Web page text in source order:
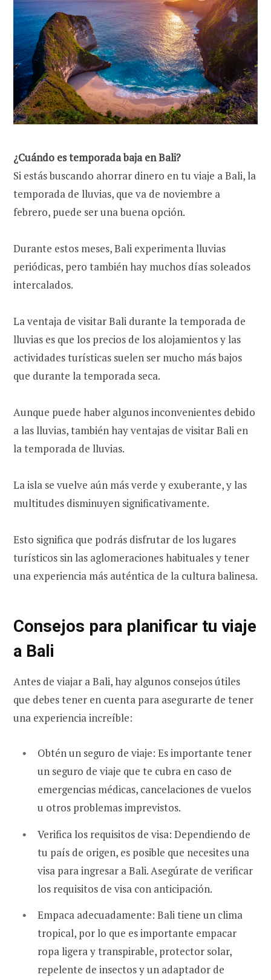
¿Cuándo es temporada baja en Bali?
Si estás buscando ahorrar dinero en tu viaje a Bali, la
temporada de lluvias, que va de noviembre a
febrero, puede ser una buena opción.
Durante estos meses, Bali experimenta lluvias
periódicas, pero también hay muchos días soleados
intercalados.
La ventaja de visitar Bali durante la temporada de
lluvias es que los precios de los alojamientos y las
actividades turísticas suelen ser mucho más bajos
que durante la temporada seca.
Aunque puede haber algunos inconvenientes debido
a las lluvias, también hay ventajas de visitar Bali en
la temporada de lluvias.
La isla se vuelve aún más verde y exuberante, y las
multitudes disminuyen significativamente.
Esto significa que podrás disfrutar de los lugares
turísticos sin las aglomeraciones habituales y tener
una experiencia más auténtica de la cultura balinesa.
Consejos para planificar tu viaje
a Bali
Antes de viajar a Bali, hay algunos consejos útiles
que debes tener en cuenta para asegurarte de tener
una experiencia increíble:
Obtén un seguro de viaje: Es importante tener
un seguro de viaje que te cubra en caso de
emergencias médicas, cancelaciones de vuelos
u otros problemas imprevistos.
Verifica los requisitos de visa: Dependiendo de
tu país de origen, es posible que necesites una
visa para ingresar a Bali. Asegúrate de verificar
los requisitos de visa con anticipación.
Empaca adecuadamente: Bali tiene un clima
tropical, por lo que es importante empacar
ropa ligera y transpirable, protector solar,
repelente de insectos y un adaptador de